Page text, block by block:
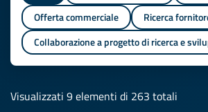
Offerta commerciale
Ricerca
Collaborazione a progetto di ricerca e
Visualizzati 9 elementi di 263 totali